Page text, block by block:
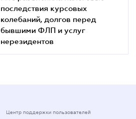
последствия курсовых
колебаний, долгов перед
бывшими ФЛП и услуг
нерезидентов
Центр поддержки пользователей